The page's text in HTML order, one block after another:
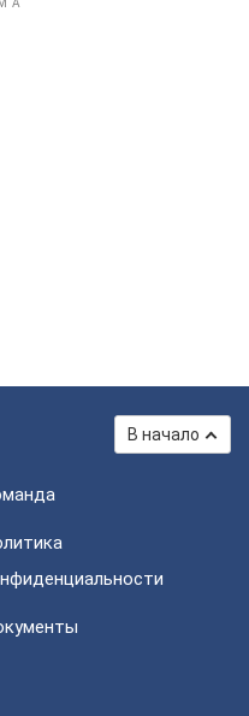
В начало